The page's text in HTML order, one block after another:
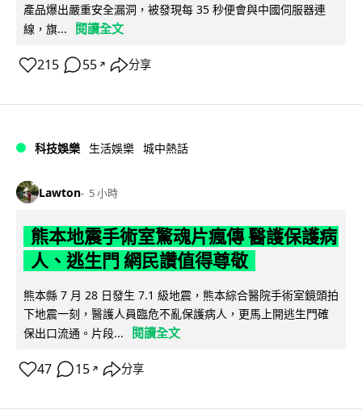
產品爆出嚴重安全漏洞，被發現每 35 秒便會與中國伺服器連
線，旗...
閱讀全文
215 55 ↗ 分享
科技娛樂 生活娛樂 城中熱話
Lawton 5 小時
熊本地震手術室驚魂片瘋傳 醫護保護病
人、逃生門 網民讚值得尊敬
熊本縣 7 月 28 日發生 7.1 級地震，熊本綜合醫院手術室鏡頭拍
下地震一刻，醫護人員臨危不亂保護病人，更馬上開逃生門確
保出口流通。片段...
閱讀全文
47 15 ↗ 分享